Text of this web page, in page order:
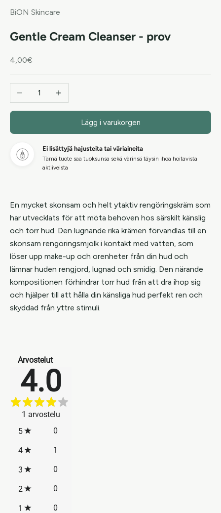
BiON Skincare
Gentle Cream Cleanser - prov
REA-pris
4,00€
Minska antal Öka antal
Lägg i varukorgen
Ei lisättyjä hajusteita tai väriaineita
Tämä tuote saa tuoksunsa sekä värinsä täysin ihoa hoitavista
aktiiveista
En mycket skonsam och helt ytaktiv rengöringskräm som
har utvecklats för att möta behoven hos särskilt känslig
och torr hud. Den lugnande rika krämen förvandlas till en
skonsam rengöringsmjölk i kontakt med vatten, som
löser upp make-up och orenheter från din hud och
lämnar huden rengjord, lugnad och smidig. Den närande
kompositionen förhindrar torr hud från att dra ihop sig
och hjälper till att hålla din känsliga hud perfekt ren och
skyddad från yttre stimuli.
Arvostelut
4.0
1 arvostelu
5
0
4 1
3 0
2 0
1 0